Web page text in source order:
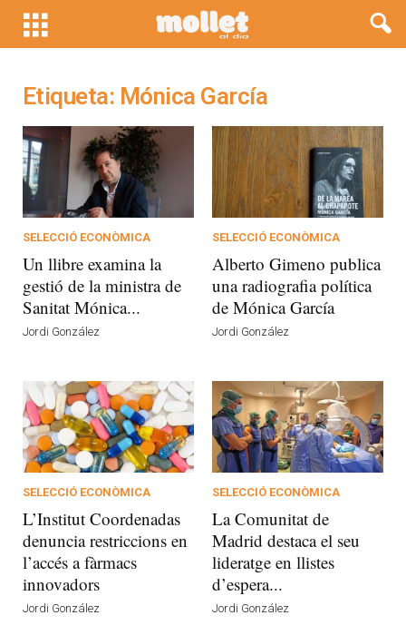
Etiqueta: Mónica García
SELECCIÓ ECONÒMICA
Un llibre examina la
gestió de la ministra de
Sanitat Mónica...
Jordi González
SELECCIÓ ECONÒMICA
Alberto Gimeno publica
una radiografia política
de Mónica García
Jordi González
SELECCIÓ ECONÒMICA
L’Institut Coordenadas
denuncia restriccions en
l’accés a fàrmacs
innovadors
Jordi González
SELECCIÓ ECONÒMICA
La Comunitat de
Madrid destaca el seu
lideratge en llistes
d’espera...
Jordi González